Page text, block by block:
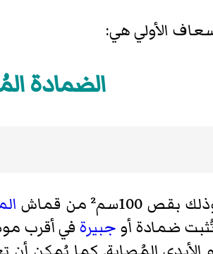
الأولي هي:
الضمادة
من قماش
ضمادة أو جبيرة في أقرب